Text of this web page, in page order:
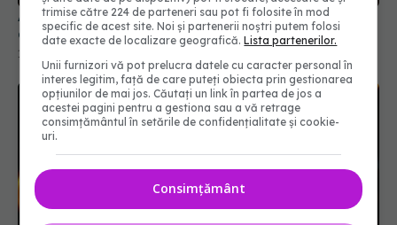
12 iun 2025, 17:10
trimise către 224 de parteneri sau pot fi folosite în mod
specific de acest site. Noi și partenerii noștri putem folosi
date exacte de localizare geografică.Lista partenerilor.
Unii furnizori vă pot prelucra datele cu caracter personal în
interes legitim, față de care puteți obiecta prin gestionarea
opțiunilor de mai jos. Căutați un link în partea de jos a
acestei pagini pentru a gestiona sau a vă retrage
consimțământul în setările de confidențialitate și cookie-
uri.
Consimțământ